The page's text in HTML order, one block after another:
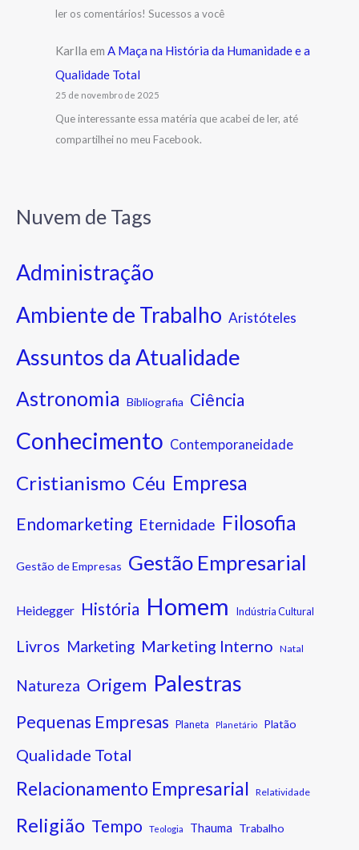
ler os comentários! Sucessos a você
Karlla em A Maça na História da Humanidade e a
Qualidade Total
25 de novembro de 2025
Que interessante essa matéria que acabei de ler, até
compartilhei no meu Facebook.
Nuvem de Tags
Administração
Ambiente de Trabalho Aristóteles
Assuntos da Atualidade
Astronomia Bibliografia Ciência
Conhecimento Contemporaneidade
Cristianismo Céu Empresa
Endomarketing Eternidade Filosofia
Gestão de Empresas Gestão Empresarial
Heidegger História Homem Indústria Cultural
Livros Marketing Marketing Interno Natal
Natureza Origem Palestras
Pequenas Empresas Planeta Planetário Platão
Qualidade Total
Relacionamento Empresarial Relatividade
Religião Tempo Teologia Thauma Trabalho